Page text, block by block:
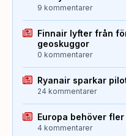
9 kommentarer
Finnair lyfter från
geoskuggor
0 kommentarer
Ryanair sparkar
24 kommentarer
Europa behöver
4 kommentarer